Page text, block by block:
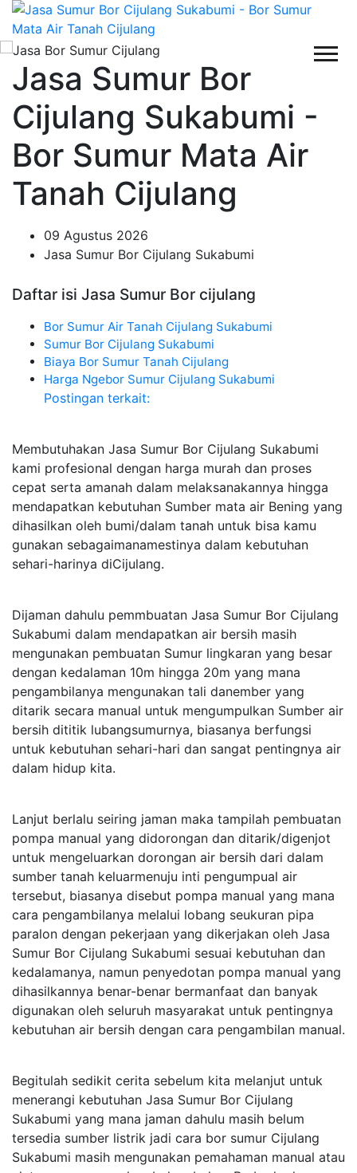
Jasa Sumur Bor
Cijulang Sukabumi -
Bor Sumur Mata Air
Tanah Cijulang
09 Agustus 2026
Jasa Sumur Bor Cijulang Sukabumi
Daftar isi Jasa Sumur Bor cijulang
Bor Sumur Air Tanah Cijulang Sukabumi
Sumur Bor Cijulang Sukabumi
Biaya Bor Sumur Tanah Cijulang
Harga Ngebor Sumur Cijulang Sukabumi
Postingan terkait:
Membutuhakan Jasa Sumur Bor Cijulang Sukabumi
kami profesional dengan harga murah dan proses
cepat serta amanah dalam melaksanakannya hingga
mendapatkan kebutuhan Sumber mata air Bening yang
dihasilkan oleh bumi/dalam tanah untuk bisa kamu
gunakan sebagaimanamestinya dalam kebutuhan
sehari-harinya diCijulang.
Dijaman dahulu pemmbuatan Jasa Sumur Bor Cijulang
Sukabumi dalam mendapatkan air bersih masih
mengunakan pembuatan Sumur lingkaran yang besar
dengan kedalaman 10m hingga 20m yang mana
pengambilanya mengunakan tali danember yang
ditarik secara manual untuk mengumpulkan Sumber air
bersih dititik lubangsumurnya, biasanya berfungsi
untuk kebutuhan sehari-hari dan sangat pentingnya air
dalam hidup kita.
Lanjut berlalu seiring jaman maka tampilah pembuatan
pompa manual yang didorongan dan ditarik/digenjot
untuk mengeluarkan dorongan air bersih dari dalam
sumber tanah keluarmenuju inti pengumpual air
tersebut, biasanya disebut pompa manual yang mana
cara pengambilanya melalui lobang seukuran pipa
paralon dengan pekerjaan yang dikerjakan oleh Jasa
Sumur Bor Cijulang Sukabumi sesuai kebutuhan dan
kedalamanya, namun penyedotan pompa manual yang
dihasilkannya benar-benar bermanfaat dan banyak
digunakan oleh seluruh masyarakat untuk pentingnya
kebutuhan air bersih dengan cara pengambilan manual.
Begitulah sedikit cerita sebelum kita melanjut untuk
menerangi kebutuhan Jasa Sumur Bor Cijulang
Sukabumi yang mana jaman dahulu masih belum
tersedia sumber listrik jadi cara bor sumur Cijulang
Sukabumi masih mengunakan pemahaman manual atau